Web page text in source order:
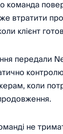
команда
втратити
клієнт
передали
коли
не